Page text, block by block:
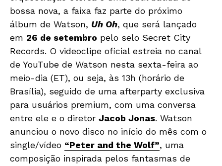
bossa nova, a faixa faz parte do próximo
álbum de Watson, Uh Oh, que será lançado
em 26 de setembro pelo selo Secret City
Records. O videoclipe oficial estreia no canal
de YouTube de Watson nesta sexta-feira ao
meio-dia (ET), ou seja, às 13h (horário de
Brasília), seguido de uma afterparty exclusiva
para usuários premium, com uma conversa
entre ele e o diretor Jacob Jonas. Watson
anunciou o novo disco no início do mês com o
single/vídeo “Peter and the Wolf”, uma
composição inspirada pelos fantasmas de